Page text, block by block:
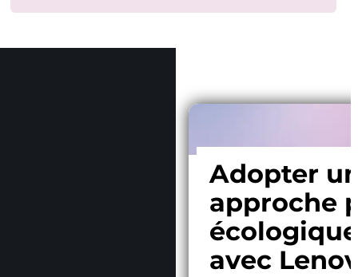
Adopter
approche
écologique
avec